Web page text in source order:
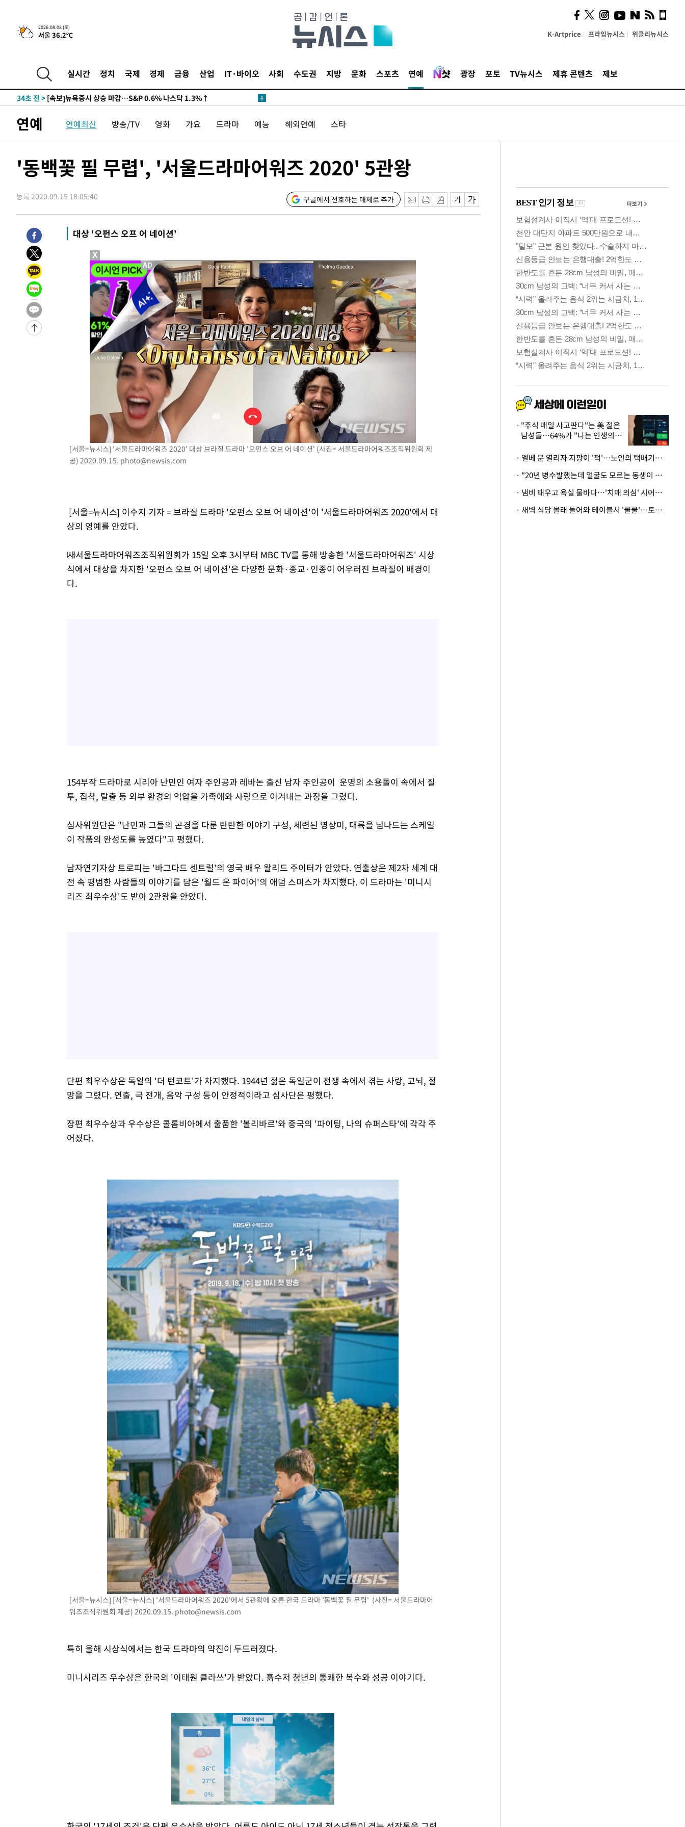
2026.08.08 (토)
서울 36.2℃ K-Artprice 프라임뉴시스 위클리뉴시스
실시간 정치 국제 경제 금융 산업 IT·바이오 사회 수도권 지방 문화 스포츠 연예 광장 포토 TV뉴시스 제휴 콘텐츠 제보
[속보]뉴욕증시 상승 마감…S&P 0.6% 나스닥 1.3%↑
-31837초 전 >백운산서 80년근 천종산삼 9뿌리 발견…감정가 1.3억원
-27081초 전 >
남자 농구, 나고야 아시안게임서 '홈팀' 일본과 한일전
-26457초 전 >여수 오동도 해상서 모터보트 전복…1명 사망·1명 실종
주 날씨]
-19702초 전 >축구협회 "압수수색·성접대 논란 사과…쇄신의 기회로 삼겠다"
송"
-6840초 전 >'최고 37도' 폭염 지속…강원동해안 최대 150㎜ 비
34초 전 >[속보]뉴욕증시 상승 마감…S&P 0.6% 나스닥 1.3%↑
-31857초 전 >
백운산서 80년근 천종산삼 9뿌리 발견…감정가 1.3억원
-29567초 전 >
선재도서 해루질 나섰다 실종 60대, 닷새 만에 숨진 채 발견
-27101초 전 >
남자 농구, 나고야 아시안게임서 '홈팀' 일본과 한일전
-26477초 전 >
여수 오동도 해상서 모터보트 전복…1명 사망·1명 실종
-22704초 전 >
극한폭염 한풀 꺾이지만…'낮 최고 35도' 무더위, 열대야 계속[다음
주 날씨]
-19722초 전 >
축구협회 "압수수색·성접대 논란 사과…쇄신의 기회로 삼겠다"
-18239초 전 >
[속보]'압수수색·성접대 논란' 축구협회 "실망과 걱정 안겨드려 죄
송"
-6860초 전 >
'최고 37도' 폭염 지속…강원동해안 최대 150㎜ 비
[속보]뉴욕증시 상승 마감…S&P 0.6% 나스닥 1.3%↑
연예 연예최신 방송/TV 영화 가요 드라마 예능 해외연예 스타
'동백꽃 필 무렵', '서울드라마어워즈 2020' 5관왕
등록 2020.09.15 18:05:40 구글에서 선호하는 매체로 추가
대상 '오펀스 오프 어 네이션'
[서울=뉴시스] '서울드라마어워즈 2020' 대상 브라질 드라마 '오펀스 오브 어 네이션' (사진= 서울드라마어워즈조직위원회 제
공) 2020.09.15. photo@newsis.com
[서울=뉴시스] 이수지 기자 = 브라질 드라마 '오펀스 오브 어 네이션'이 '서울드라마어워즈 2020'에서 대
상의 영예를 안았다.
㈔서울드라마어워즈조직위원회가 15일 오후 3시부터 MBC TV를 통해 방송한 '서울드라마어워즈' 시상
식에서 대상을 차지한 '오펀스 오브 어 네이션'은 다양한 문화·종교·인종이 어우러진 브라질이 배경이
다.
154부작 드라마로 시리아 난민인 여자 주인공과 레바논 출신 남자 주인공이 운명의 소용돌이 속에서 질
투, 집착, 탈출 등 외부 환경의 억압을 가족애와 사랑으로 이겨내는 과정을 그렸다.
심사위원단은 "난민과 그들의 곤경을 다룬 탄탄한 이야기 구성, 세련된 영상미, 대륙을 넘나드는 스케일
이 작품의 완성도를 높였다"고 평했다.
남자연기자상 트로피는 '바그다드 센트럴'의 영국 배우 왈리드 주이터가 안았다. 연출상은 제2차 세계 대
전 속 평범한 사람들의 이야기를 담은 '월드 온 파이어'의 애덤 스미스가 차지했다. 이 드라마는 '미니시
리즈 최우수상'도 받아 2관왕을 안았다.
단편 최우수상은 독일의 '더 턴코트'가 차지했다. 1944년 젊은 독일군이 전쟁 속에서 겪는 사랑, 고뇌, 절
망을 그렸다. 연출, 극 전개, 음악 구성 등이 안정적이라고 심사단은 평했다.
장편 최우수상과 우수상은 콜롬비아에서 출품한 '볼리바르'와 중국의 '파이팅, 나의 슈퍼스타'에 각각 주
어졌다.
[서울=뉴시스] [서울=뉴시스] '서울드라마어워즈 2020'에서 5관왕에 오른 한국 드라마 '동백꽃 필 무렵' (사진= 서울드라마어
워즈조직위원회 제공) 2020.09.15. photo@newsis.com
특히 올해 시상식에서는 한국 드라마의 약진이 두드러졌다.
미니시리즈 우수상은 한국의 '이태원 클라쓰'가 받았다. 흙수저 청년의 통쾌한 복수와 성공 이야기다.
사이 해답 찾았죠"…알을
깨고 나온 '초자아'
"주식 매일 사고판다"는 美 젊은
남성들…64%가 "나는 인생의
· 엘베 문 열리자 지팡이 '퍽'…노인의 택배기사 폭행 이유
· "20년 병수발했는데 얼굴도 모르는 동생이 유산 절반을"…배다른 형제 상속권 있을까
· 냄비 태우고 욕실 물바다…'치매 의심' 시어머니 검사 권유했다가 '날벼락'
· 새벽 식당 몰래 들어와 테이블서 '쿨쿨'…토사물 남기고 사라진 남성
X